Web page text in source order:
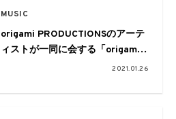
MUSIC
origami PRODUCTIONSのアーテ
ィストが一同に会する「origami
SAI 2020 Tokyo」が2月に開催。
2021.01.26